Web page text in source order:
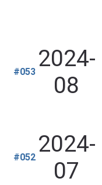
#053 2024-
08
#052 2024-
07